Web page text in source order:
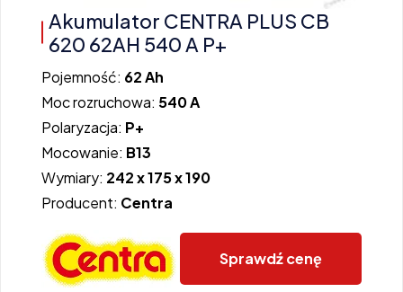
Akumulator CENTRA PLUS CB
620 62AH 540 A P+
Pojemność: 62 Ah
Moc rozruchowa: 540 A
Polaryzacja: P+
Mocowanie: B13
Wymiary: 242 x 175 x 190
Producent: Centra
Sprawdź cenę